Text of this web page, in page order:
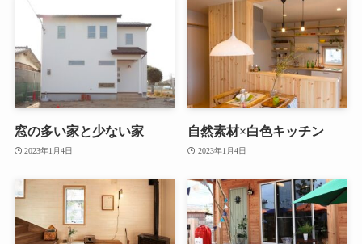
窓の多い家と少ない家
2023年1月4日
自然素材×白色キッチン
2023年1月4日